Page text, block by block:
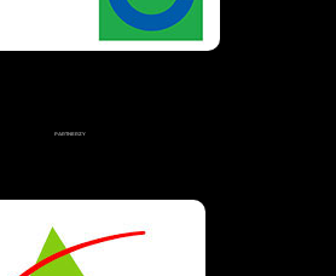
PARTNERZY